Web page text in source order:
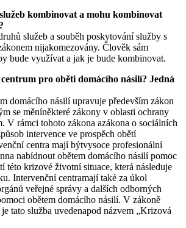
kombinovat a mohu kombinovat
služeb a souběh poskytování služby s
nijakomezovány. Člověk sám
bude využívat a jak je bude kombinovat.
pro oběti domácího násilí? Jedná
domácího násilí upravuje především zákon
se měníněkteré zákony v oblasti ochrany
V rámci tohoto zákona azákona o sociálních
intervence ve prospěch obětí
centra mají býtvysoce profesionální
nabídnout obětem domácího násilí pomoc
této krizové životní situace, která následuje
Intervenční centramají také za úkol
veřejné správy a dalších odborných
obětem domácího násilí. V zákoně
tato služba uvedenapod názvem „Krizová